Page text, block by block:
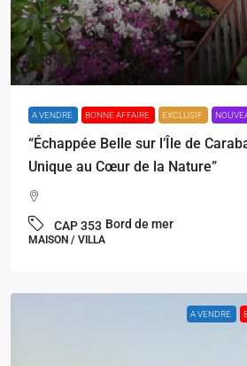
€88.000
A VENDRE BONNE AFFAIRE EXCLUSIF
“Échappée Belle sur l’Île de
Unique au Cœur de la Nature”
CAP 353 Bord de mer
MAISON / VILLA
A VENDRE